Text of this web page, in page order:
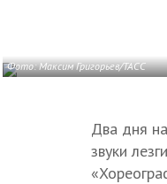
Фото: Максим Григорьев/ТАСС
Два дня
звуки